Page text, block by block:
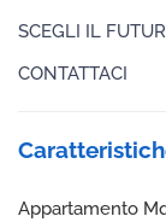
SCEGLI IL
CONTATTACI
Appartamento